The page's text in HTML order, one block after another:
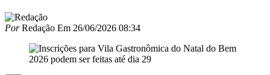
PorRedação Em 26/06/2026 08:34